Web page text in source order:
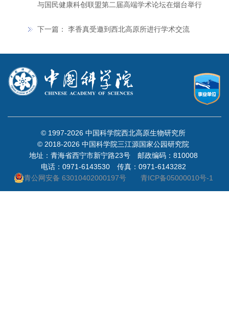
与国民健康科创联盟第二届高端学术论坛在烟台举行
下一篇： 李香真受邀到西北高原所进行学术交流
© 1997-2026 中国科学院西北高原生物研究所
© 2018-2026 中国科学院三江源国家公园研究院
地址：青海省西宁市新宁路23号 邮政编码：810008
电话：0971-6143530 传真：0971-6143282
青公网安备 63010402000197号
青ICP备05000010号-1